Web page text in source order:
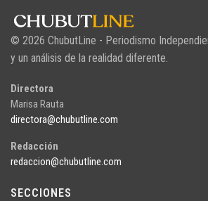
© 2026 ChubutLine - Periodismo
y un análisis de la realidad diferente.
Directora
Marisa Rauta
directora@chubutline.com
Redacción
redaccion@chubutline.com
SECCIONES